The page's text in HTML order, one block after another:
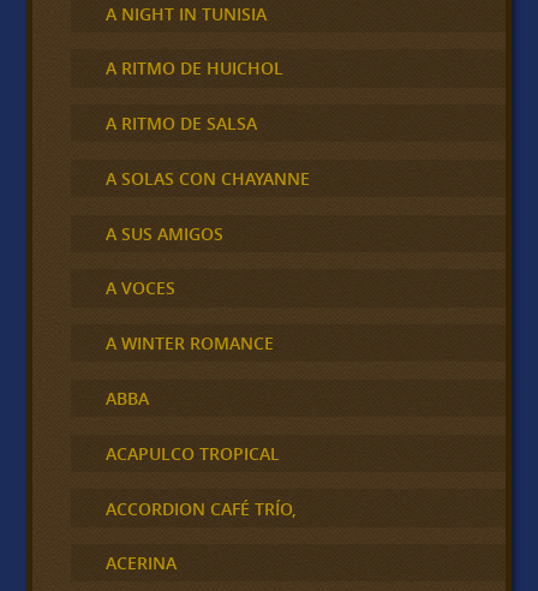
A NIGHT IN TUNISIA
A RITMO DE HUICHOL
A RITMO DE SALSA
A SOLAS CON CHAYANNE
A SUS AMIGOS
A VOCES
A WINTER ROMANCE
ABBA
ACAPULCO TROPICAL
ACCORDION CAFÉ TRÍO,
ACERINA